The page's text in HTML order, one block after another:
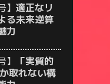
】 適正なリ
る未来逆算
力
】
「実質的
取れない構